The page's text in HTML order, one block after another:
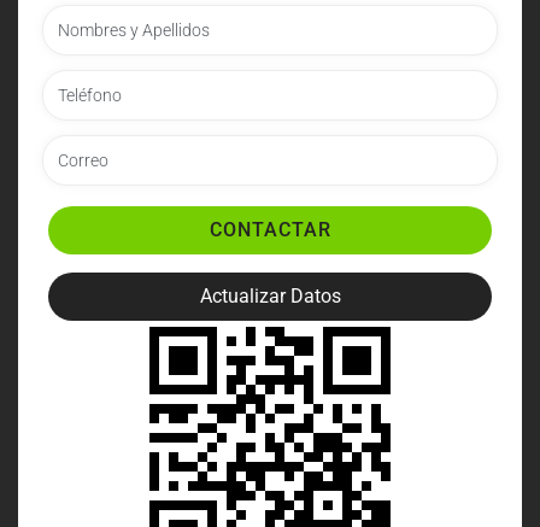
CONTACTAR
Actualizar Datos